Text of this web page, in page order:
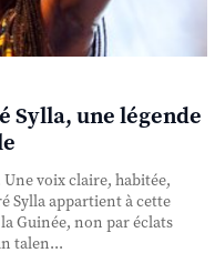
Sylla, une légende
voix claire, habitée,
Sylla appartient à cette
Guinée, non par éclats
talen...